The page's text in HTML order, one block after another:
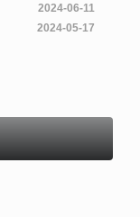
2024-06-11
2024-05-17